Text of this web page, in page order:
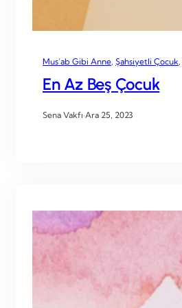
Mus’ab Gibi Anne Şahsiyetli Çocuk
En Az Beş Çocuk
Sena Vakfı·Ara 25, 2023